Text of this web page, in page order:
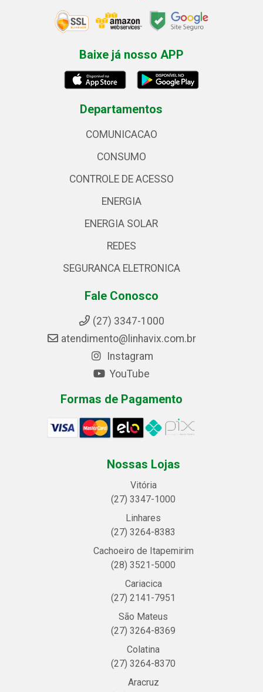
Baixe já nosso APP
Departamentos
COMUNICACAO
CONSUMO
CONTROLE DE ACESSO
ENERGIA
ENERGIA SOLAR
REDES
SEGURANCA ELETRONICA
Fale Conosco
(27) 3347-1000
atendimento@linhavix.com.br
Instagram
YouTube
Formas de Pagamento
Nossas Lojas
Vitória
(27) 3347-1000
Linhares
(27) 3264-8383
Cachoeiro de Itapemirim
(28) 3521-5000
Cariacica
(27) 2141-7951
São Mateus
(27) 3264-8369
Colatina
(27) 3264-8370
Aracruz